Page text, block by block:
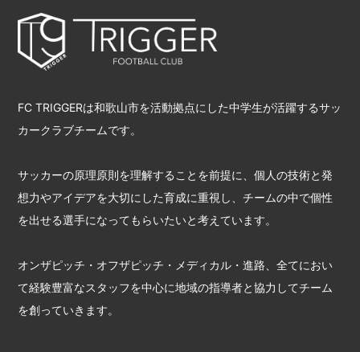
FC TRIGGERは和歌山市を活動拠点にした中学生が活躍するサッ
カークラブチームです。
サッカーの原理原則を理解することを前提に、個人の技術と発
想力やアイデアを大切にした育成に重視し、チームの中で個性
を出せる選手になってもらいたいと考えています。
オンザピッチ・オフザピッチ・メディカル・進路、全てにおい
て経験豊富なスタッフを中心に地域の指導者と協力してチーム
を創っていきます。